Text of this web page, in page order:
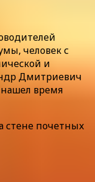
человек с
и
Дмитриевич
время
стене почетных